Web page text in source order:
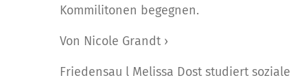
Kommilitonen begegnen.
Von Nicole Grandt ›
Friedensau l Melissa Dost studiert